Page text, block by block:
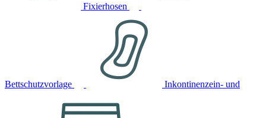
Fixierhosen
Bettschutzvorlage Inkontinenzein- und